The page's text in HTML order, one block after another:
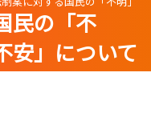
民の「不
安」について